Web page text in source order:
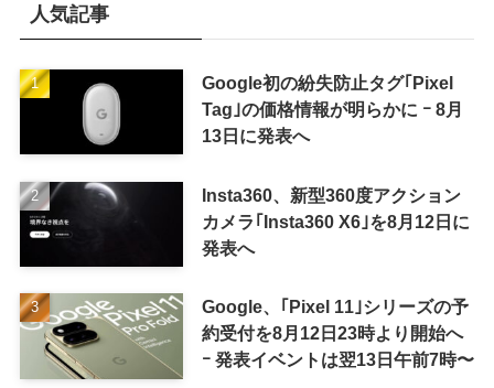
人気記事
Google初の紛失防止タグ｢Pixel
Tag｣の価格情報が明らかに ｰ 8月
13日に発表へ
Insta360、新型360度アクション
カメラ｢Insta360 X6｣を8月12日に
発表へ
Google、｢Pixel 11｣シリーズの予
約受付を8月12日23時より開始へ
ｰ 発表イベントは翌13日午前7時〜